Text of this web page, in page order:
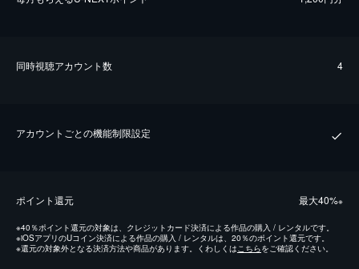
同時視聴アカウント数 4
アカウントごとの機能制限設定
ポイント還元 最⼤40%※
※40％ポイント還元の対象は、クレジットカード決済による作品の購入 / レンタルです。
※iOSアプリのUコイン決済による作品の購入 / レンタルは、20％のポイント還元です。
※還元の対象外となる決済方法や商品があります。くわしくは こちらをご確認ください。